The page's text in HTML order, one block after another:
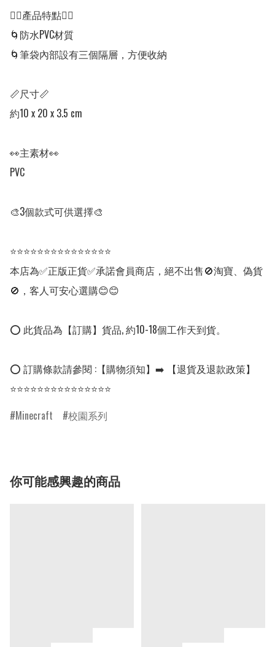
👍🏻產品特點👍🏻
🌀防水PVC材質
🌀筆袋內部設有三個隔層，方便收納
📏尺寸📏
約10 x 20 x 3.5 cm
👀主素材👀
PVC
🎨3個款式可供選擇🎨
⭐⭐⭐⭐⭐⭐⭐⭐⭐⭐⭐⭐⭐⭐⭐
本店為✅正版正貨✅承諾會員商店，絕不出售🚫淘寶、偽貨
🚫，客人可安心選購😊😊
⭕ 此貨品為【訂購】貨品, 約10-18個工作天到貨。
⭕ 訂購條款請參閱 :【購物須知】➡️ 【退貨及退款政策】
⭐⭐⭐⭐⭐⭐⭐⭐⭐⭐⭐⭐⭐⭐⭐
Minecraft
校園系列
你可能感興趣的商品